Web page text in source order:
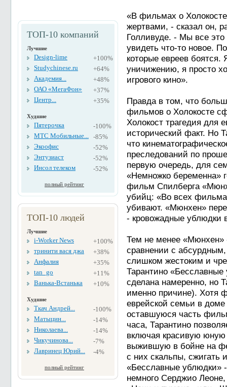
ТОП-10 компаний
Лучшие
Design-lime
+100%
Studychinese.ru
+64%
Академия...
+48%
ОАО «МегаФон»
+37%
Центр...
+35%
Худшие
Пятерочка
-100%
МТС Мобильные... -85%
Экоофис
-52%
Энтузиаст
-52%
Инсол телеком
-52%
полный рейтинг
ТОП-10 людей
Лучшие
i-Worker News
+100%
тринити вася джа
+38%
Анфалия
+35%
tan_go
+11%
Ванька-Встанька
+10%
Худшие
Ткач Андрей...
-100%
Матыцин...
-14%
Николаева...
-14%
Чикучинова...
-7%
Лавринец Юрий...
-4%
полный рейтинг
«В фильмах о
жертвами, - сказал он,
Голливуде. - Мы все
увидеть что-то новое.
которые евреев боятся.
уничижению, я просто
игрового кино».
Правда в том, что
фильмов о Холокосте
Холокост трагедия для
исторический факт. Но
что
преследований по
первую очередь, для
«Немножко беременна»
фильм Спилберга
убийц: «Во всех
убивают. «Мюнхен»
- кровожадные ублюдки
Тем не менее «Мюнхен»
сравнении с
слишком жестоким и
Тарантино
сделана намеренно, но
именно причине). Хотя
еврейской семьи в
оставшуюся часть
часа, Тарантино
включая красивую
выжившую в бойне на
с них скальпы, сжигать
«Бесславные ублюдки»
немного Серджио